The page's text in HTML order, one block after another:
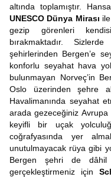
altında toplamıştır.
UNESCO Dünya Mirası
gezip görenleri
bırakmaktadır.
şehirlerinden Bergen’e
konforlu seyahat hava
bulunmayan Norveç’in
Oslo üzerinden şehre
Havalimanında seyahat
arada gezeceğiniz
keyifli bir uçak
coğrafyasında yer
unutulmayacak rüya gibi
Bergen şehri de dâhil
gerçekleştirmeniz için